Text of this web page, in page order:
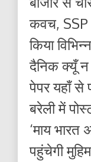
कवच, SSP
किया
दैनिक क्यूँ
पेपर यहाँ
बरेली में
‘माय भारत
पहुंचेगी मुहिम